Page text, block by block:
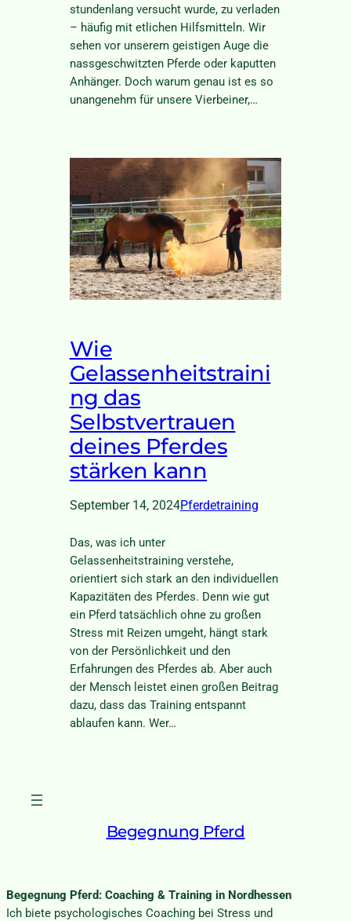
stundenlang versucht wurde, zu verladen
– häufig mit etlichen Hilfsmitteln. Wir
sehen vor unserem geistigen Auge die
nassgeschwitzten Pferde oder kaputten
Anhänger. Doch warum genau ist es so
unangenehm für unsere Vierbeiner,…
Wie
Gelassenheitstraini
ng das
Selbstvertrauen
deines Pferdes
stärken kann
September 14, 2024Pferdetraining
Das, was ich unter
Gelassenheitstraining verstehe,
orientiert sich stark an den individuellen
Kapazitäten des Pferdes. Denn wie gut
ein Pferd tatsächlich ohne zu großen
Stress mit Reizen umgeht, hängt stark
von der Persönlichkeit und den
Erfahrungen des Pferdes ab. Aber auch
der Mensch leistet einen großen Beitrag
dazu, dass das Training entspannt
ablaufen kann. Wer…
Begegnung Pferd
Begegnung Pferd: Coaching & Training in Nordhessen
Ich biete psychologisches Coaching bei Stress und